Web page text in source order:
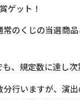
ゲット！
のくじの当選商
、規定数に達し次
行いますが、演出